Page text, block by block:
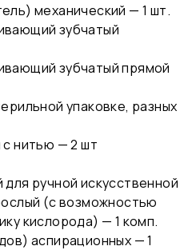
механический — 1 шт.
зубчатый
зубчатый прямой
упаковке, разных
с нитью — 2 шт
ручной искусственной
(с возможностью
кислорода) — 1 комп.
аспирационных — 1